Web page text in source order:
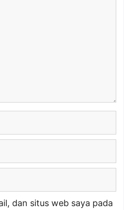
dan situs web saya pada